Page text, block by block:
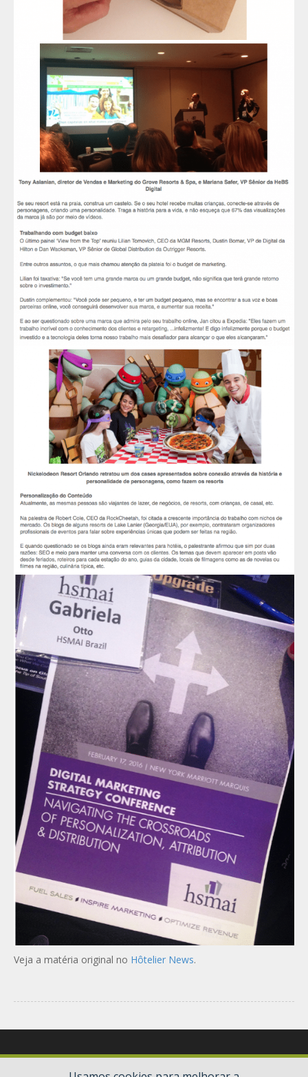
Veja a matéria original no Hôtelier News.